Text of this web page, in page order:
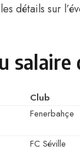
détails sur
salaire
Club
Fenerbahçe
FC Séville